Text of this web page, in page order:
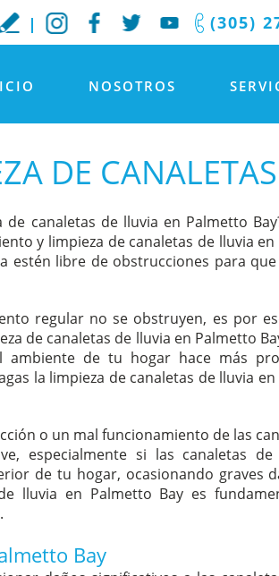
(305)
NOSOTROS
DE
canaletas de lluvia en Palmetto
y limpieza de canaletas de lluvia
estén libre de obstrucciones para
regular no se obstruyen, es por
de canaletas de lluvia en Palmetto
de tu hogar hace más
la limpieza de canaletas de lluvia
o un mal funcionamiento de las
especialmente si las canaletas
de tu hogar, ocasionando graves
lluvia en Palmetto Bay es
Bay